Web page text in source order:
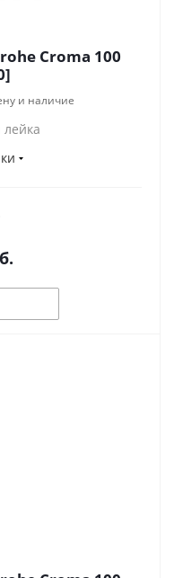
Croma 100
и наличие